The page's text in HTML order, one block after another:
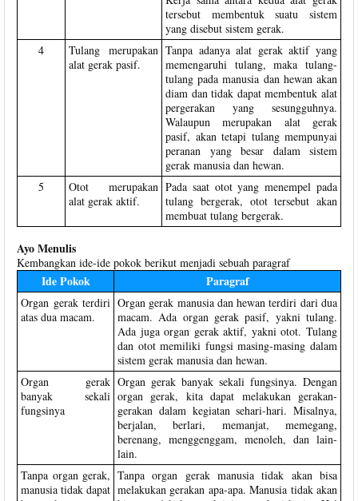
tersebut membentuk suatu sistem
yang disebut sistem gerak.
4
Tulang merupakan
alat gerak pasif.
Tanpa adanya alat gerak aktif yang
memengaruhi tulang, maka tulang-
tulang pada manusia dan hewan akan
diam dan tidak dapat membentuk alat
pergerakan yang sesungguhnya.
Walaupun merupakan alat gerak
pasif, akan tetapi tulang mempunyai
peranan yang besar dalam sistem
gerak manusia dan hewan.
5
Otot merupakan
alat gerak aktif.
Pada saat otot yang menempel pada
tulang bergerak, otot tersebut akan
membuat tulang bergerak.
Ayo Menulis
Kembangkan ide-ide pokok berikut menjadi sebuah paragraf
Ide Pokok Paragraf
Organ gerak terdiri
atas dua macam.
Organ gerak manusia dan hewan terdiri dari dua
macam. Ada organ gerak pasif, yakni tulang.
Ada juga organ gerak aktif, yakni otot. Tulang
dan otot memiliki fungsi masing-masing dalam
sistem gerak manusia dan hewan.
Organ gerak
banyak sekali
fungsinya
Organ gerak banyak sekali fungsinya. Dengan
organ gerak, kita dapat melakukan gerakan-
gerakan dalam kegiatan sehari-hari. Misalnya,
berjalan, berlari, memanjat, memegang,
berenang, menggenggam, menoleh, dan lain-
lain.
Tanpa organ gerak,
manusia tidak dapat
Tanpa organ gerak manusia tidak akan bisa
melakukan gerakan apa-apa. Manusia tidak akan